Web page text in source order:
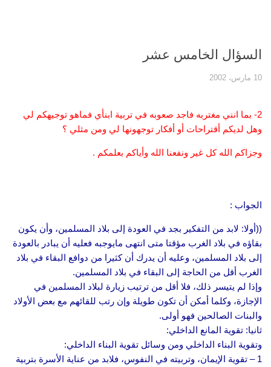
السؤال الخامس عشر
10 مارس، 2002
2- بما انني مغتربه فاجد صعوبه في تربية ابنأي فماهو توجيهكم لي
وهل لديكم أقتراحات أو أفكار توجهونها لي ومن مثلي ؟
وجزاكم الله كل غير ونفعنا الله وأياكم بعلمكم .
الجواب :
((أولا: لابد من التفكير بجد في العودة إلى بلاد المسلمين، وأن يكون
بقاؤه في بلاد الغرب مؤقتا متى انتهى مايوجبه فعليه أن يبادر بالعودة
إلى بلاد المسلمين، وعليه أن يدرك أن كثيرا من دوافع البقاء في بلاد
الغرب أقل من الحاجة إلى البقاء في بلاد المسلمين.
وإذا لم يتيسر ذلك، فلا أقل من ترتيب زيارة لبلاد المسلمين في
الإجازة، وكلما أمكن أن تكون طويلة وإن رتب للقائهم مع بعض الأولاد
والبنات الصالحين فهو أولى.
ثانيا: تقوية المانع الداخلي:
وتقوية البناء الداخلي ومن وسائل تقوية البناء الداخلي:
1 – تقوية الإيمان، وتربيته في النفوس، فلابد من عناية الأسرة بتربية